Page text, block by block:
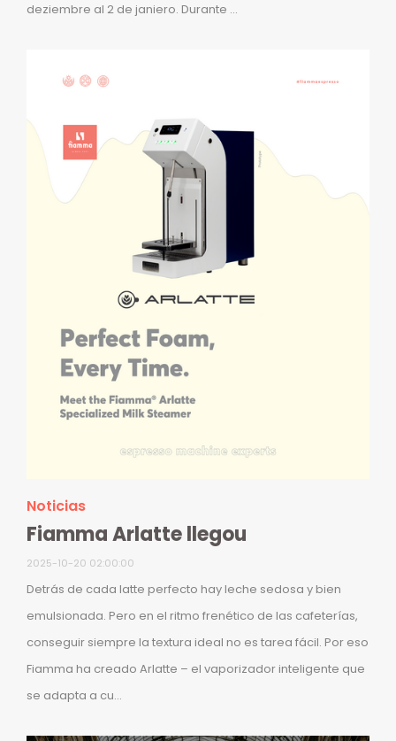
deziembre al 2 de janiero. Durante ...
Noticias
Fiamma Arlatte llegou
2025-10-20 02:00:00
Detrás de cada latte perfecto hay leche sedosa y bien
emulsionada. Pero en el ritmo frenético de las cafeterías,
conseguir siempre la textura ideal no es tarea fácil. Por eso
Fiamma ha creado Arlatte – el vaporizador inteligente que
se adapta a cu...